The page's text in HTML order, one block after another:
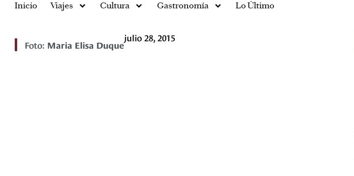
Inicio Viajes Cultura Gastronomía Lo Último
Foto: Maria Elisa Duque
julio 28, 2015